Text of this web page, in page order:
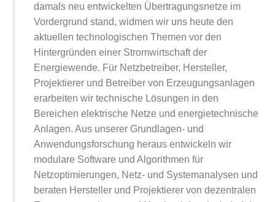
damals neu entwickelten Übertragungsnetze im
Vordergrund stand, widmen wir uns heute den
aktuellen technologischen Themen vor den
Hintergründen einer Stromwirtschaft der
Energiewende. Für Netzbetreiber, Hersteller,
Projektierer und Betreiber von Erzeugungsanlagen
erarbeiten wir technische Lösungen in den
Bereichen elektrische Netze und energietechnische
Anlagen. Aus unserer Grundlagen- und
Anwendungsforschung heraus entwickeln wir
modulare Software und Algorithmen für
Netzoptimierungen, Netz- und Systemanalysen und
beraten Hersteller und Projektierer von dezentralen